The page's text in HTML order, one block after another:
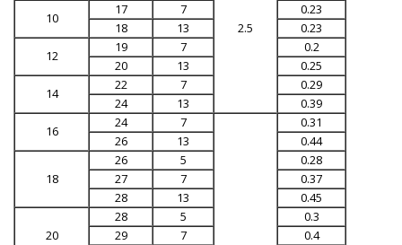
2.5
10
17 7
0.23
18
13
0.23
12
19 7
0.2
20
13
0.25
14
22 7
0.29
24
13
0.39
16
24 7
0.31
26
13 0.44
18
26 5
0.28
27
7
0.37
28
13 0.45
20
28 5
0.3
29
7
0.4